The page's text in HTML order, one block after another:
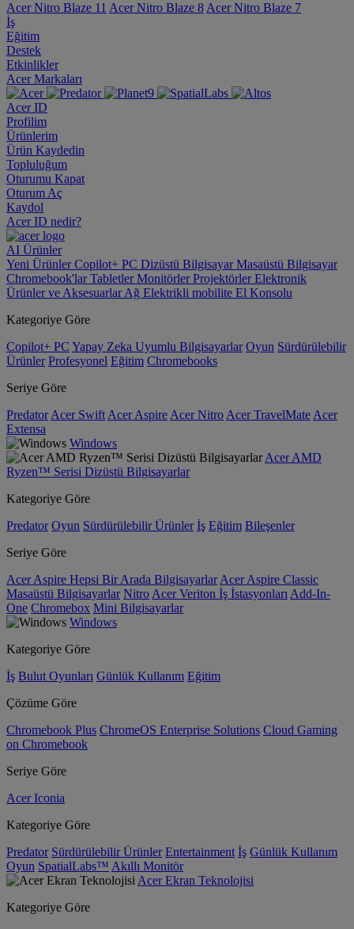
Acer Nitro Blaze 11 Acer Nitro Blaze 8 Acer Nitro Blaze 7
İş
Eğitim
Destek
Etkinlikler
Acer Markaları
Acer ID
Profilim
Ürünlerim
Ürün Kaydedin
Topluluğum
Oturumu Kapat
Oturum Aç
Kaydol
Acer ID nedir?
AI Ürünler
Yeni ÜrünlerCopilot+ PC Dizüstü BilgisayarMasaüstü Bilgisayar
Chromebook'larTabletlerMonitörlerProjektörlerElektronik
Ürünler ve AksesuarlarAğ Elektrikli mobilite El Konsolu
Kategoriye Göre
Copilot+ PC Yapay Zeka Uyumlu Bilgisayarlar Oyun Sürdürülebilir
Ürünler Profesyonel Eğitim Chromebooks
Seriye Göre
Predator Acer Swift Acer Aspire Acer Nitro Acer TravelMate Acer
Extensa
Windows
Acer AMD
Ryzen™ Serisi Dizüstü Bilgisayarlar
Kategoriye Göre
Predator Oyun Sürdürülebilir Ürünler İş Eğitim Bileşenler
Seriye Göre
Acer Aspire Hepsi Bir Arada Bilgisayarlar Acer Aspire Classic
Masaüstü Bilgisayarlar Nitro Acer Veriton İş İstasyonları Add-In-
One Chromebox Mini Bilgisayarlar
Windows
Kategoriye Göre
İş Bulut Oyunları Günlük Kullanım Eğitim
Çözüme Göre
Chromebook Plus ChromeOS Enterprise Solutions Cloud Gaming
on Chromebook
Seriye Göre
Acer Iconia
Kategoriye Göre
Predator Sürdürülebilir Ürünler Entertainment İş Günlük Kullanım
Oyun SpatialLabs™ Akıllı Monitör
Acer Ekran Teknolojisi
Kategoriye Göre